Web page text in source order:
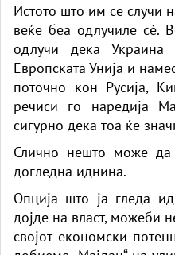
Истото што им се случи
веќе беа одлучиле сè.
одлучи дека
Европската Унија и
поточно кон Русија,
речиси го наредија
сигурно дека тоа ќе
Слично нешто може да
догледна иднина.
Опција што ја гледа
дојде на власт, можеби
својот економски